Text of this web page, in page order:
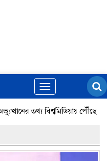
Toggle
navigation
তথ্য বিশ্বমিডিয়ায় পৌঁছে দিতেন